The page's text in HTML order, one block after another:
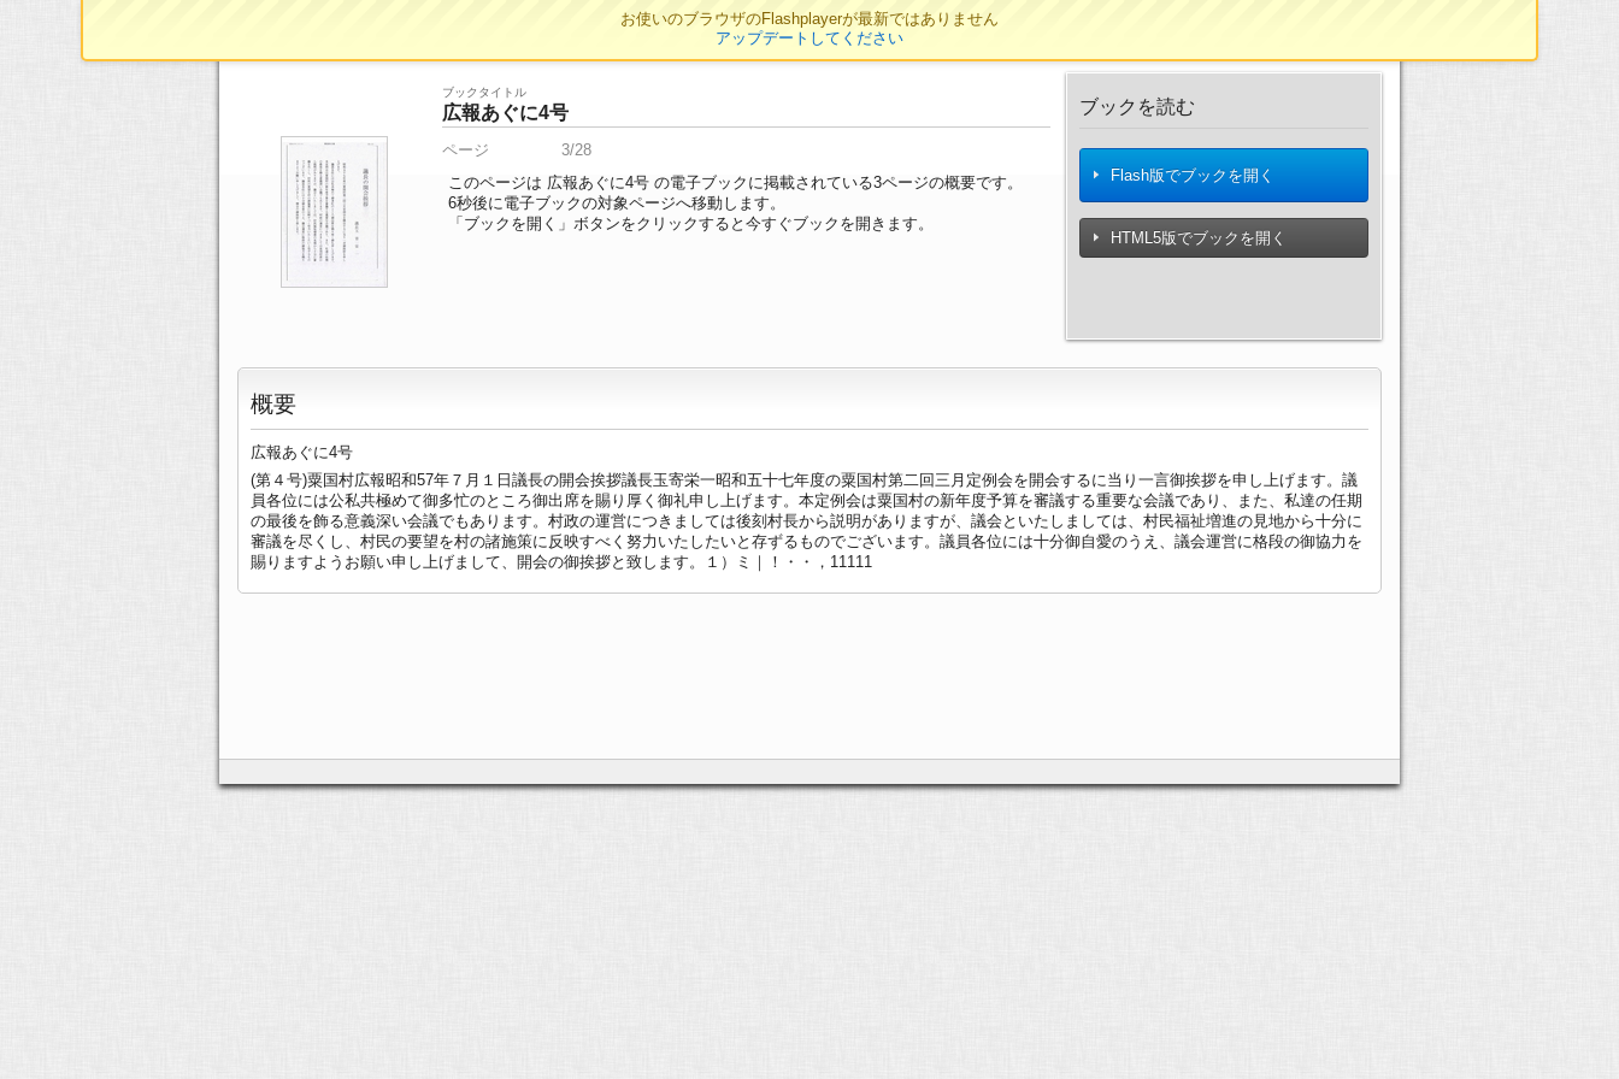
ブックタイトル
広報あぐに4号
ページ
3/28
このページは 広報あぐに4号 の電子ブックに掲載されている3ページの概要です。
6秒後に電子ブックの対象ページへ移動します。
「ブックを開く」ボタンをクリックすると今すぐブックを開きます。
ブックを読む
Flash版でブックを開く
HTML5版でブックを開く
概要
広報あぐに4号
(第４号)粟国村広報昭和57年７月１日議長の開会挨拶議長玉寄栄一昭和五十七年度の粟国村第二回三月定例会を開会するに当り一言御挨拶を申し上げます。議
員各位には公私共極めて御多忙のところ御出席を賜り厚く御礼申し上げます。本定例会は粟国村の新年度予算を審議する重要な会議であり、また、私達の任期
の最後を飾る意義深い会議でもあります。村政の運営につきましては後刻村長から説明がありますが、議会といたしましては、村民福祉増進の見地から十分に
審議を尽くし、村民の要望を村の諸施策に反映すべく努力いたしたいと存ずるものでございます。議員各位には十分御自愛のうえ、議会運営に格段の御協力を
賜りますようお願い申し上げまして、開会の御挨拶と致します。１）ミ｜！・・，11111
お使いのブラウザのFlashplayerが最新ではありません
アップデートしてください